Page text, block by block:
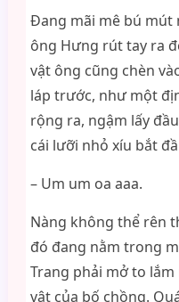
Đang mãi mê bú mút
ông Hưng rút tay ra
vật ông cũng chèn
láp trước, như một
rộng ra, ngậm lấy
cái lưỡi nhỏ xíu bắt
– Um um oa aaa.
Nàng không thể rên
đó đang nằm trong
Trang phải mở to
vật của bố chồng.